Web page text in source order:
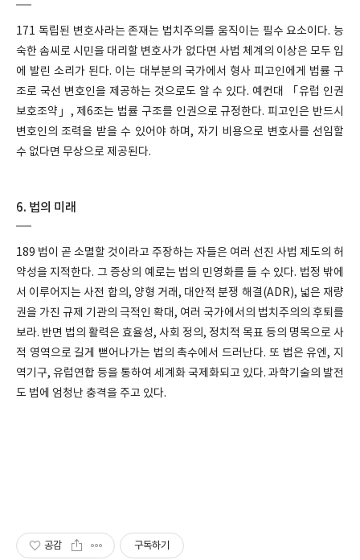
171 독립된 변호사라는 존재는 법치주의를 움직이는 필수 요소이다. 능
숙한 솜씨로 시민을 대리할 변호사가 없다면 사법 체계의 이상은 모두 입
에 발린 소리가 된다. 이는 대부분의 국가에서 형사 피고인에게 법률 구
조로 국선 변호인을 제공하는 것으로도 알 수 있다. 예컨대 「유럽 인권
보호조약」, 제6조는 법률 구조를 인권으로 규정한다. 피고인은 반드시
변호인의 조력을 받을 수 있어야 하며, 자기 비용으로 변호사를 선임할
수 없다면 무상으로 제공된다.
6. 법의 미래
189 법이 곧 소멸할 것이라고 주장하는 자들은 여러 선진 사법 제도의 허
약성을 지적한다. 그 증상의 예로는 법의 민영화를 들 수 있다. 법정 밖에
서 이루어지는 사전 합의, 양형 거래, 대안적 분쟁 해결(ADR), 넓은 재량
권을 가진 규제 기관의 극적인 확대, 여러 국가에서의 법치주의의 후퇴를
보라. 반면 법의 활력은 효율성, 사회 정의, 정치적 목표 등의 명목으로 사
적 영역으로 길게 뻗어나가는 법의 촉수에서 드러난다. 또 법은 유엔, 지
역기구, 유럽연합 등을 통하여 세계화 국제화되고 있다. 과학기술의 발전
도 법에 엄청난 충격을 주고 있다.
공감 구독하기